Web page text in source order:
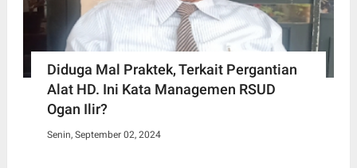
Diduga Mal Praktek, Terkait Pergantian
Alat HD. Ini Kata Managemen RSUD
Ogan Ilir?
Senin, September 02, 2024